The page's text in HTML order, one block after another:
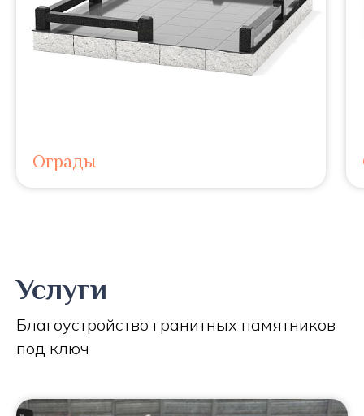
Ограды
Услуги
Благоустройство гранитных памятников
под ключ